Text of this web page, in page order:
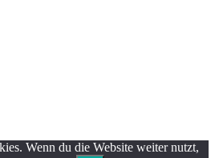
Wenn du die Website weiter nutzt,